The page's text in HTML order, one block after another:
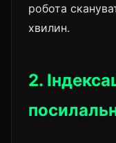
робота
хвилин.
2.